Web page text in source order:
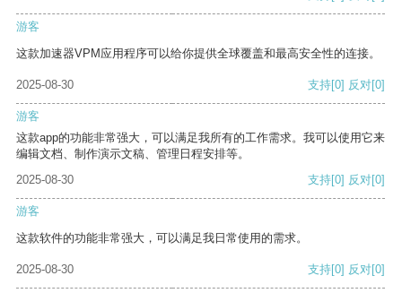
游客
这款加速器VPM应用程序可以给你提供全球覆盖和最高安全性的连接。
2025-08-30 支持[0] 反对[0]
游客
这款app的功能非常强大，可以满足我所有的工作需求。我可以使用它来
编辑文档、制作演示文稿、管理日程安排等。
2025-08-30
支持[0] 反对[0]
游客
这款软件的功能非常强大，可以满足我日常使用的需求。
2025-08-30 支持[0] 反对[0]